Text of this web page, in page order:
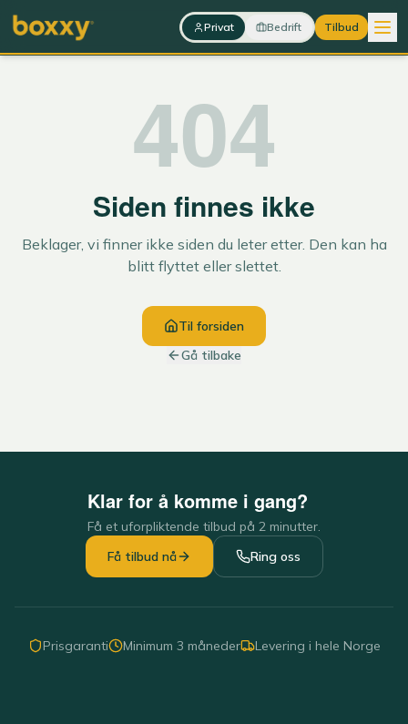
Hopp til innhold
Privat Bedrift Tilbud
404
Siden finnes ikke
Beklager, vi finner ikke siden du leter etter. Den kan ha
blitt flyttet eller slettet.
Til forsiden
Gå tilbake
Klar for å komme i gang?
Få et uforpliktende tilbud på 2 minutter.
Få tilbud nå
Ring oss
Prisgaranti Minimum 3 måneder Levering i hele Norge